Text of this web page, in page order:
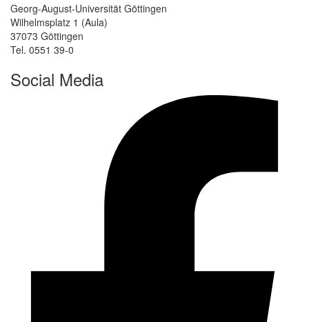
Georg-August-Universität Göttingen
Wilhelmsplatz 1 (Aula)
37073 Göttingen
Tel. 0551 39-0
Social Media